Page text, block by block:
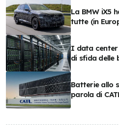
La BMW iX5
tutte (in
I data center
di sfida delle
Batterie allo
parola di